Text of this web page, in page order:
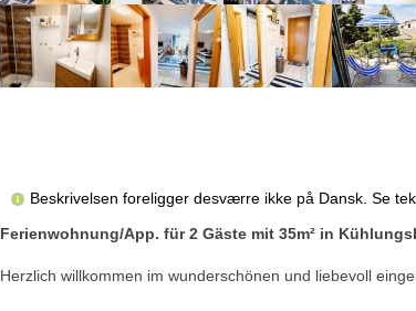
Beskrivelsen foreligger desværre ikke på Dansk. Se
Ferienwohnung/App. für 2 Gäste mit 35m² in
Herzlich willkommen im wunderschönen und liebevoll